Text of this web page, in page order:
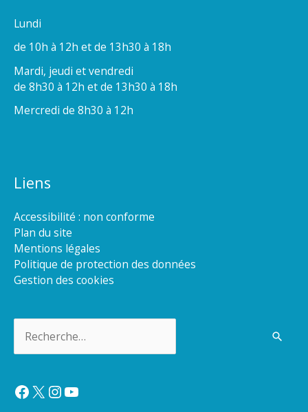
Lundi
de 10h à 12h et de 13h30 à 18h
Mardi, jeudi et vendredi
de 8h30 à 12h et de 13h30 à 18h
Mercredi de 8h30 à 12h
Liens
Accessibilité : non conforme
Plan du site
Mentions légales
Politique de protection des données
Gestion des cookies
Facebook
X Instagram
YouTube